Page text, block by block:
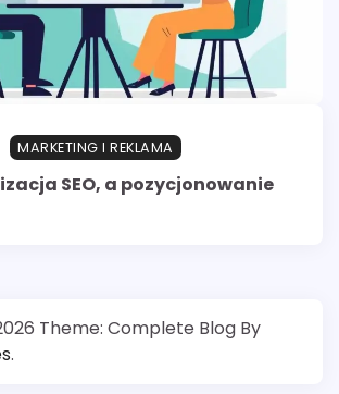
MARKETING I REKLAMA
SEO, a pozycjonowanie
Theme: Complete Blog By
.